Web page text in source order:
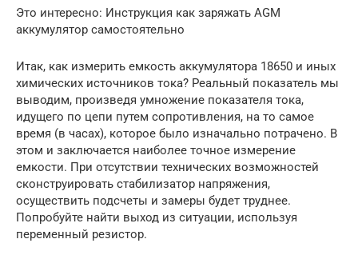
Это интересно: Инструкция как заряжать AGM
аккумулятор самостоятельно
Итак, как измерить емкость аккумулятора 18650 и иных
химических источников тока? Реальный показатель мы
выводим, произведя умножение показателя тока,
идущего по цепи путем сопротивления, на то самое
время (в часах), которое было изначально потрачено. В
этом и заключается наиболее точное измерение
емкости. При отсутствии технических возможностей
сконструировать стабилизатор напряжения,
осуществить подсчеты и замеры будет труднее.
Попробуйте найти выход из ситуации, используя
переменный резистор.